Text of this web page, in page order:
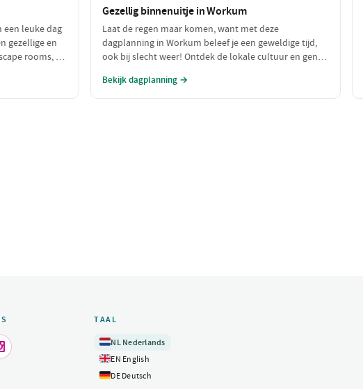
een leuke dag
gezellige en
rooms, er
Gezellig binnenuitje in Workum
Laat de regen maar komen, want met deze
dagplanning in Workum beleef je een geweldige tijd,
ook bij slecht weer! Ontdek de lokale cultuur en geniet
comfortabel voelt. Perfect voor een onstuimige dag!
Bekijk dagplanning →
TAAL
🇳🇱NLNederlands
🇬🇧EN English
🇩🇪DEDeutsch